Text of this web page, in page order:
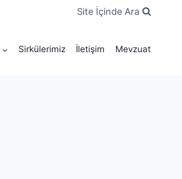
Site İçinde Ara
Sirkülerimiz İletişim Mevzuat